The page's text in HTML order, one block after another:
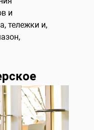
и
тележки и,